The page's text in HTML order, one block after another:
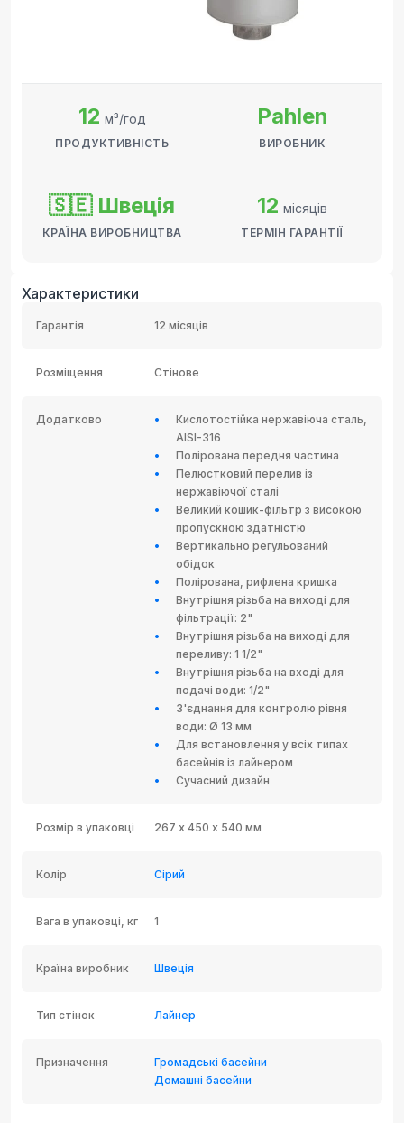
12 м³/год
ПРОДУКТИВНІСТЬ
Pahlen
ВИРОБНИК
🇸🇪 Швеція
КРАЇНА ВИРОБНИЦТВА
12 місяців
ТЕРМІН ГАРАНТІЇ
Характеристики
Гарантія 12 місяців
Розміщення Стінове
Додатково
Кислотостійка нержавіюча сталь,
AISI-316
Полірована передня частина
Пелюстковий перелив із
нержавіючої сталі
Великий кошик-фільтр з високою
пропускною здатністю
Вертикально регульований
обідок
Полірована, рифлена кришка
Внутрішня різьба на виході для
фільтрації: 2"
Внутрішня різьба на виході для
переливу: 1 1/2"
Внутрішня різьба на вході для
подачі води: 1/2"
З'єднання для контролю рівня
води: Ø 13 мм
Для встановлення у всіх типах
басейнів із лайнером
Сучасний дизайн
Розмір в упаковці 267 х 450 х 540 мм
Колір Сірий
Вага в упаковці, кг 1
Країна виробник Швеція
Тип стінок Лайнер
Призначення
Громадські басейни
Домашні басейни